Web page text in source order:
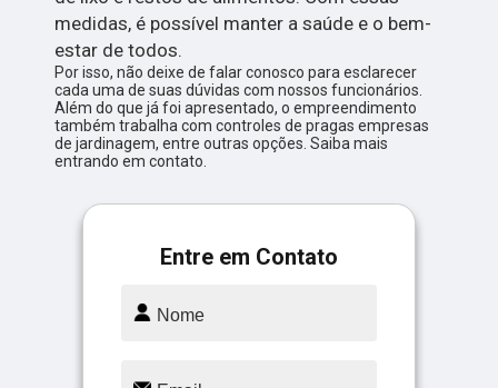
medidas, é possível manter a saúde e o bem-
estar de todos.
Por isso, não deixe de falar conosco para esclarecer
cada uma de suas dúvidas com nossos funcionários.
Além do que já foi apresentado, o empreendimento
também trabalha com controles de pragas empresas
de jardinagem, entre outras opções. Saiba mais
entrando em contato.
Entre em Contato